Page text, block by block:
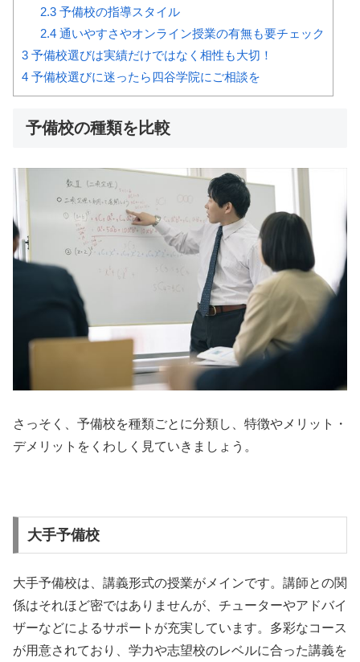
2.3予備校の指導スタイル
2.4通いやすさやオンライン授業の有無も要チェック
3 予備校選びは実績だけではなく相性も大切！
4 予備校選びに迷ったら四谷学院にご相談を
予備校の種類を比較
さっそく、予備校を種類ごとに分類し、特徴やメリット・
デメリットをくわしく見ていきましょう。
大手予備校
大手予備校は、講義形式の授業がメインです。講師との関
係はそれほど密ではありませんが、チューターやアドバイ
ザーなどによるサポートが充実しています。多彩なコース
が用意されており、学力や志望校のレベルに合った講義を